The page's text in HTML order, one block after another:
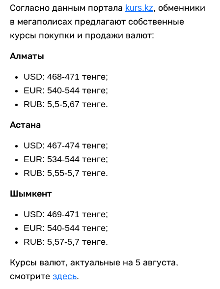
Согласно данным портала kurs.kz, обменники
в мегаполисах предлагают собственные
курсы покупки и продажи валют:
Алматы
USD: 468-471 тенге;
EUR: 540-544 тенге;
RUB: 5,5-5,67 тенге.
Астана
USD: 467-474 тенге;
EUR: 534-544 тенге;
RUB: 5,55-5,7 тенге.
Шымкент
USD: 469-471 тенге;
EUR: 540-544 тенге;
RUB: 5,57-5,7 тенге.
Курсы валют, актуальные на 5 августа,
смотрите здесь.